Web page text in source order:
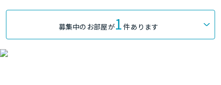
募集中のお部屋が1 件あります